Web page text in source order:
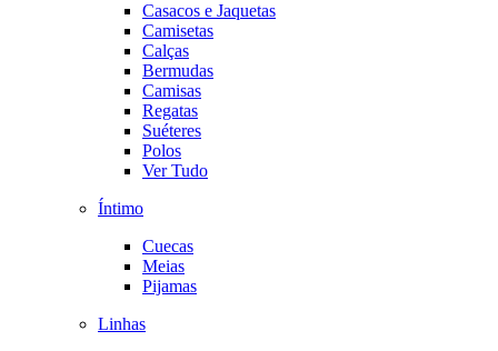
Casacos e Jaquetas
Camisetas
Calças
Bermudas
Camisas
Regatas
Suéteres
Polos
Ver Tudo
Íntimo
Cuecas
Meias
Pijamas
Linhas